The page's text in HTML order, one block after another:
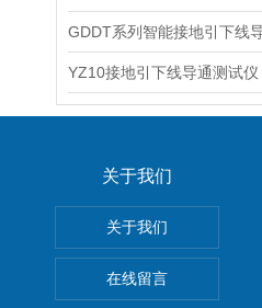
YZ10接地引下线导通测试仪
关于我们
关于我们
在线留言